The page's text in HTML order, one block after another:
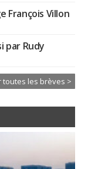
François Villon
par Rudy
toutes les brèves >